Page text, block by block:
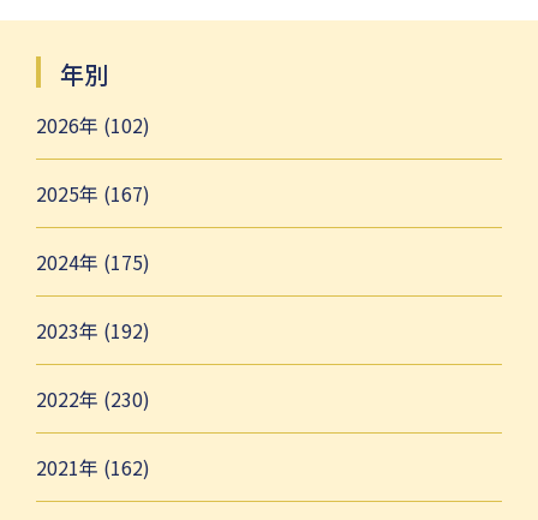
年別
2026年 (102)
2025年 (167)
2024年 (175)
2023年 (192)
2022年 (230)
2021年 (162)